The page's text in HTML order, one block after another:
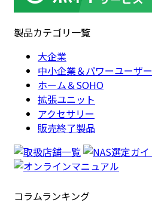
製品カテゴリ一覧
大企業
中小企業＆パワーユーザー
ホーム＆SOHO
拡張ユニット
アクセサリー
販売終了製品
コラムランキング